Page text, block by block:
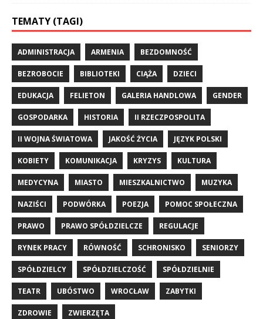
TEMATY (TAGI)
ADMINISTRACJA ARMENIA BEZDOMNOŚĆ
BEZROBOCIE BIBLIOTEKI CIĄŻA DZIECI
EDUKACJA FELIETON GALERIA HANDLOWA GENDER
GOSPODARKA HISTORIA II RZECZPOSPOLITA
II WOJNA ŚWIATOWA JAKOŚĆ ŻYCIA JĘZYK POLSKI
KOBIETY KOMUNIKACJA KRYZYS KULTURA
MEDYCYNA MIASTO MIESZKALNICTWO MUZYKA
NAZIŚCI PODWÓRKA POEZJA POMOC SPOŁECZNA
PRAWO PRAWO SPÓŁDZIELCZE REGULACJE
RYNEK PRACY RÓWNOŚĆ SCHRONISKO SENIORZY
SPÓŁDZIELCY SPÓŁDZIELCZOŚĆ SPÓŁDZIELNIE
TEATR UBÓSTWO WROCŁAW ZABYTKI
ZDROWIE ZWIERZĘTA